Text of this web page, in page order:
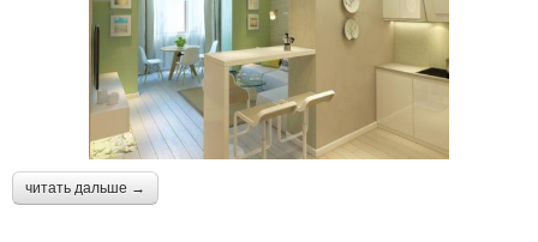
читать дальше →